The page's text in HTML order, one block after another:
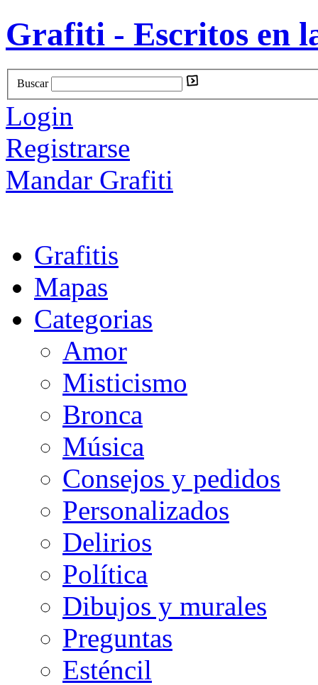
Grafiti - Escritos en
Buscar
Login
Registrarse
Mandar Grafiti
Grafitis
Mapas
Categorias
Amor
Misticismo
Bronca
Música
Consejos y pedidos
Personalizados
Delirios
Política
Dibujos y murales
Preguntas
Esténcil